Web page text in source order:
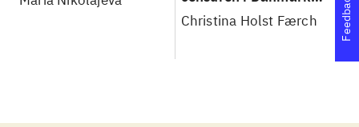
fra enevælde til
Christina Holst Færch Feedback